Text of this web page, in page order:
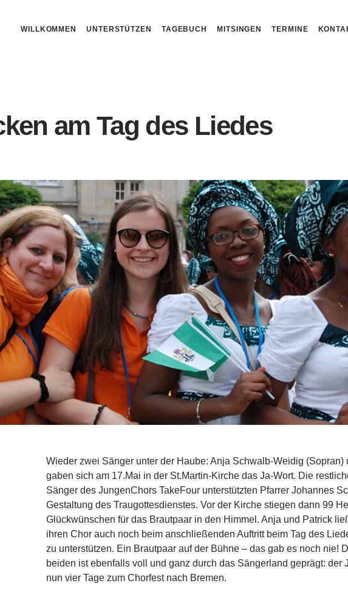
WILLKOMMEN UNTERSTÜTZEN TAGEBUCH MITSINGEN TERMINE
am Tag des Liedes
Wieder zwei Sänger unter der Haube: Anja Schwalb-Weidig (Sopran)
gaben sich am 17.Mai in der St.Martin-Kirche das Ja-Wort. Die
Sänger des JungenChors TakeFour unterstützten Pfarrer Johannes
Gestaltung des Traugottesdienstes. Vor der Kirche stiegen dann 99
Glückwünschen für das Brautpaar in den Himmel. Anja und Patrick
ihren Chor auch noch beim anschließenden Auftritt beim Tag des
zu unterstützen. Ein Brautpaar auf der Bühne – das gab es noch nie!
beiden ist ebenfalls voll und ganz durch das Sängerland geprägt: der
nun vier Tage zum Chorfest nach Bremen.